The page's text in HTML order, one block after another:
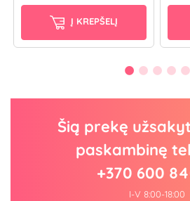
Į KREPŠELĮ
Šią prekę
paskambinę
+370 600
I-V 8:00-18:00